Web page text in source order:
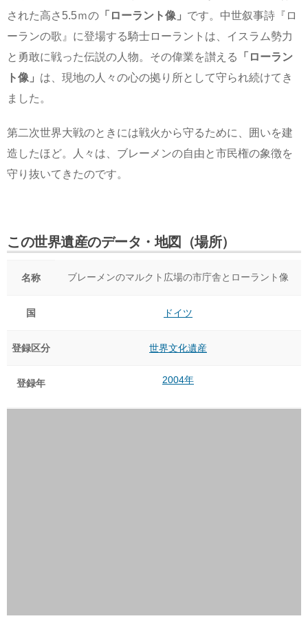
された高さ5.5ｍの 「ローラント像」 です。中世叙事詩『ロ
ーランの歌』に登場する騎士ローラントは、イスラム勢力
と勇敢に戦った伝説の人物。その偉業を讃える
「ローラン
ト像」 は、現地の人々の心の拠り所として守られ続けてき
ました。
第二次世界大戦のときには戦火から守るために、囲いを建
造したほど。人々は、ブレーメンの自由と市民権の象徴を
守り抜いてきたのです。
この世界遺産のデータ・地図（場所）
名称 ブレーメンのマルクト広場の市庁舎とローラント像
国 ドイツ
登録区分 世界文化遺産
登録年 2004年